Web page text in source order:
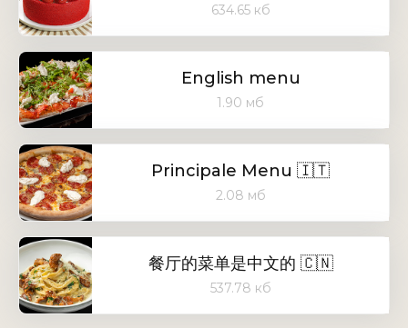
634.65 кб
English menu
1.90 мб
Principale Menu 🇮🇹
2.08 мб
餐厅的菜单是中文的 🇨🇳
537.78 кб